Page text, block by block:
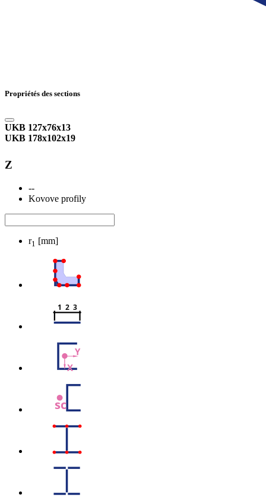
Propriétés des sections
UKB 127x76x13
UKB 178x102x19
Z
--
Kovove profily
r1 [mm]
1  2  3
Y
X
sc